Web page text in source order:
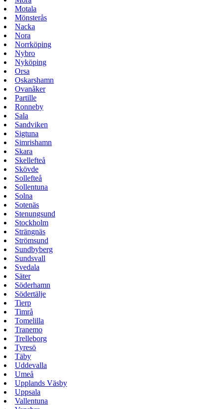
Motala
Mönsterås
Nacka
Nora
Norrköping
Nybro
Nyköping
Orsa
Oskarshamn
Ovanåker
Partille
Ronneby
Sala
Sandviken
Sigtuna
Simrishamn
Skara
Skellefteå
Skövde
Sollefteå
Sollentuna
Solna
Sotenäs
Stenungsund
Stockholm
Strängnäs
Strömsund
Sundbyberg
Sundsvall
Svedala
Säter
Söderhamn
Södertälje
Tierp
Timrå
Tomelilla
Tranemo
Trelleborg
Tyresö
Täby
Uddevalla
Umeå
Upplands Väsby
Uppsala
Vallentuna